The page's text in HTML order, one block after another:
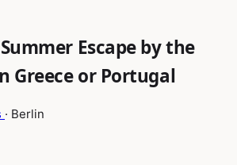
Escape by the
Greece or Portugal
· Berlin